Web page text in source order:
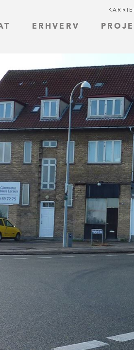
ERHVERV